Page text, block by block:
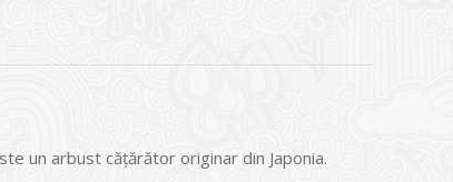
un arbust căţărător originar din Japonia.